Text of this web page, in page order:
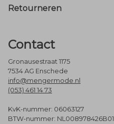
Retourneren
Contact
Gronausestraat 1175
7534 AG Enschede
info@mengermode.nl
(053) 461 14 73
KvK-nummer: 06063127
BTW-nummer: NL008978426B01